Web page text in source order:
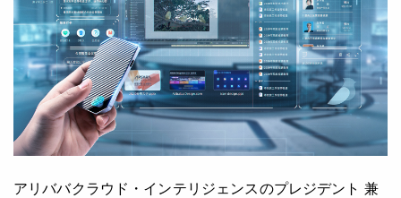
アリババクラウド・インテリジェンスのプレジデント 兼